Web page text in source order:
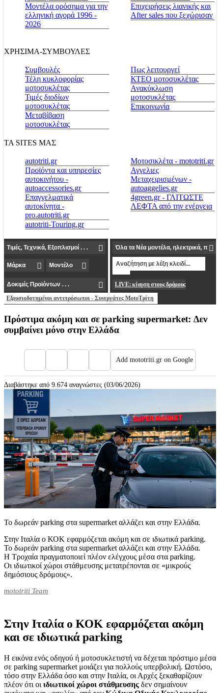
Μοντέλα ορόσημα για την
ελληνική αγορά 1996 -
2026
Επιχειρήσεις λιανικής και
After sales που ξεχώρισαν
ΧΡΗΣΙΜΑ-ΣΥΜΒΟΥΛΕΣ
Συμβουλές
Τέλη κυκλοφορίας
μοτοσυκλέτας
Τιμές διοδίων
μοτοσυκλέτας
Μεταβίβαση
μοτοσυκλέτας
Πως λειτουργεί
ΚΤΕΟ μοτοσυκλέτας
Ανακύκλωση
μοτοσυκλέτας
Επικοινωνία
ΤΑ SITES ΜΑΣ
autotriti.gr
Προϊόντα και υπηρεσίες
αυτοκινήτου -
autoaccessories.gr
Επαγγελματικά
αυτοκίνητα -
pro.autotriti.gr
autotriti-Touring.gr
Μοτοσικλέτα - mototriti.gr
Αγγελιες
Μεταχειρισμένων -
autoaggelies.gr
4green.gr - ΓΛΙΤΩΣΤΕ
ΛΕΦΤΑ από την ενέργεια
LIVE: κίνηση στους δρόμους
Εξουσιοδοτημένοι αντιπρόσωποι - Συνεργάτες MotoΤρίτη
Πρόστιμα ακόμη και σε parking supermarket: Δεν
συμβαίνει μόνο στην Ελλάδα
Add mototriti.gr on Google
Διαβάστηκε από 9.674 αναγνώστες (03/06/2026)
Το δωρεάν parking στα supermarket αλλάζει και στην Ελλάδα.
Στην Ιταλία ο ΚΟΚ εφαρμόζεται ακόμη και σε ιδιωτικά parking.
Το δωρεάν parking στα supermarket αλλάζει και στην Ελλάδα.
Η Τροχαία πραγματοποιεί πλέον ελέγχους μέσα στα parking.
Οι ιδιωτικοί χώροι στάθμευσης μετατρέπονται σε «μικρούς
δημόσιους δρόμους».
mototriti Team
Στην Ιταλία ο ΚΟΚ εφαρμόζεται ακόμη
και σε ιδιωτικά parking
Η εικόνα ενός οδηγού ή μοτοσυκλετιστή να δέχεται πρόστιμο μέσα
σε parking supermarket μοιάζει για πολλούς υπερβολική. Ωστόσο,
τόσο στην Ελλάδα όσο και στην Ιταλία, οι Αρχές ξεκαθαρίζουν
πλέον ότι οι ιδιωτικοί χώροι στάθμευσης δεν σημαίνουν